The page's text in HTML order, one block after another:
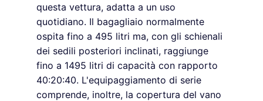
questa vettura, adatta a un uso
quotidiano. Il bagagliaio normalmente
ospita fino a 495 litri ma, con gli schienali
dei sedili posteriori inclinati, raggiunge
fino a 1495 litri di capacità con rapporto
40:20:40. L'equipaggiamento di serie
comprende, inoltre, la copertura del vano